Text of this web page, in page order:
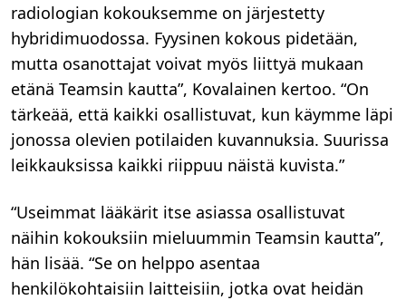
radiologian kokouksemme on järjestetty
hybridimuodossa. Fyysinen kokous pidetään,
mutta osanottajat voivat myös liittyä mukaan
etänä Teamsin kautta”, Kovalainen kertoo. “On
tärkeää, että kaikki osallistuvat, kun käymme läpi
jonossa olevien potilaiden kuvannuksia. Suurissa
leikkauksissa kaikki riippuu näistä kuvista.”
“Useimmat lääkärit itse asiassa osallistuvat
näihin kokouksiin mieluummin Teamsin kautta”,
hän lisää. “Se on helppo asentaa
henkilökohtaisiin laitteisiin, jotka ovat heidän